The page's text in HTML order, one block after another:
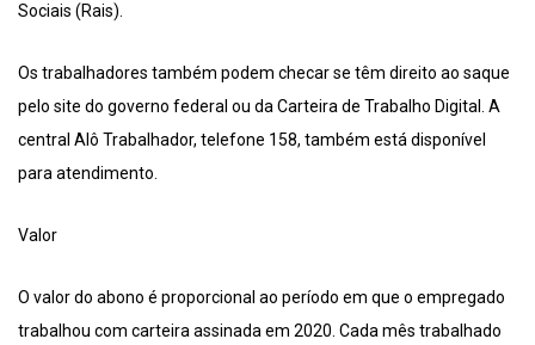
Sociais (Rais).
Os trabalhadores também podem checar se têm direito ao saque
pelo site do governo federal ou da Carteira de Trabalho Digital. A
central Alô Trabalhador, telefone 158, também está disponível
para atendimento.
Valor
O valor do abono é proporcional ao período em que o empregado
trabalhou com carteira assinada em 2020. Cada mês trabalhado